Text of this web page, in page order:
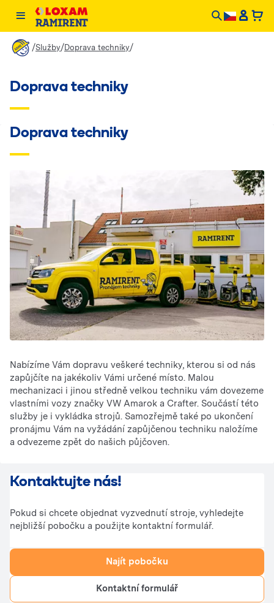
/Služby/Doprava techniky/
Doprava techniky
Doprava techniky
Nabízíme Vám dopravu veškeré techniky, kterou si od nás
zapůjčíte na jakékoliv Vámi určené místo. Malou
mechanizaci i jinou středně velkou techniku vám dovezeme
vlastními vozy značky VW Amarok a Crafter. Součástí této
služby je i vykládka strojů. Samozřejmě také po ukončení
pronájmu Vám na vyžádání zapůjčenou techniku naložíme
a odvezeme zpět do našich půjčoven.
Kontaktujte nás!
Pokud si chcete objednat vyzvednutí stroje, vyhledejte
nejbližší pobočku a použijte kontaktní formulář.
Najít pobočku
Kontaktní formulář